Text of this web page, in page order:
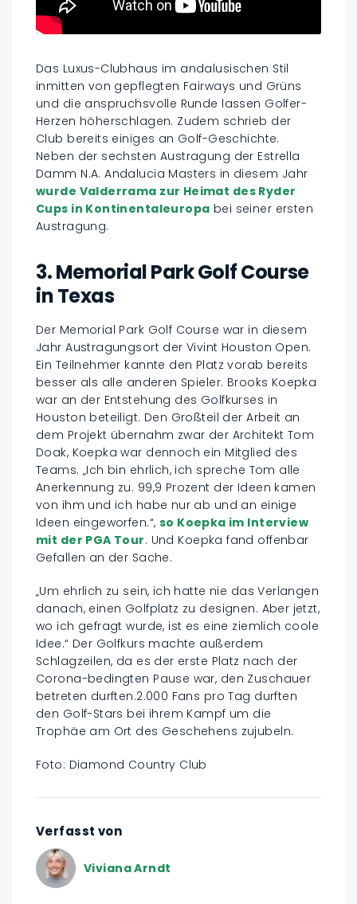
Das Luxus-Clubhaus im andalusischen Stil
inmitten von gepflegten Fairways und Grüns
und die anspruchsvolle Runde lassen Golfer-
Herzen höherschlagen. Zudem schrieb der
Club bereits einiges an Golf-Geschichte.
Neben der sechsten Austragung der Estrella
Damm N.A. Andalucia Masters in diesem Jahr
wurde Valderrama zur Heimat des Ryder
Cups in Kontinentaleuropa bei seiner ersten
Austragung.
3. Memorial Park Golf Course
in Texas
Der Memorial Park Golf Course war in diesem
Jahr Austragungsort der Vivint Houston Open.
Ein Teilnehmer kannte den Platz vorab bereits
besser als alle anderen Spieler. Brooks Koepka
war an der Entstehung des Golfkurses in
Houston beteiligt. Den Großteil der Arbeit an
dem Projekt übernahm zwar der Architekt Tom
Doak, Koepka war dennoch ein Mitglied des
Teams. „Ich bin ehrlich, ich spreche Tom alle
Anerkennung zu. 99,9 Prozent der Ideen kamen
von ihm und ich habe nur ab und an einige
Ideen eingeworfen.“, so Koepka im Interview
mit der PGA Tour. Und Koepka fand offenbar
Gefallen an der Sache.
„Um ehrlich zu sein, ich hatte nie das Verlangen
danach, einen Golfplatz zu designen. Aber jetzt,
wo ich gefragt wurde, ist es eine ziemlich coole
Idee.“ Der Golfkurs machte außerdem
Schlagzeilen, da es der erste Platz nach der
Corona-bedingten Pause war, den Zuschauer
betreten durften.2.000 Fans pro Tag durften
den Golf-Stars bei ihrem Kampf um die
Trophäe am Ort des Geschehens zujubeln.
Foto: Diamond Country Club
Verfasst von
Viviana Arndt